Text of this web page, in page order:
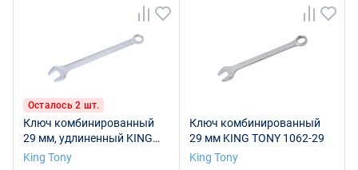
Осталось 2 шт.
Ключ комбинированный
29 мм, удлиненный KING
TONY 1061-29
King Tony
Ключ комбинированный
29 мм KING TONY 1062-29
King Tony